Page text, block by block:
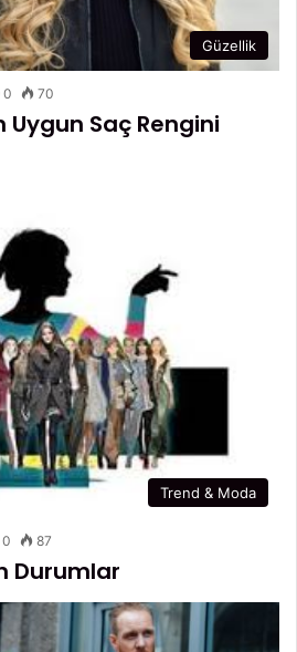
Güzellik
0 70
Uygun Saç Rengini
Trend & Moda
0 87
Durumlar